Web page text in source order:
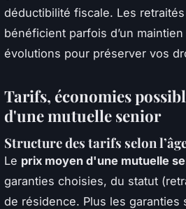
déductibilité fiscale. Les
bénéficient parfois d’un
évolutions pour préserver vos
Tarifs, économies
d'une mutuelle senior
Structure des tarifs selon
Le prix moyen d'une mutuelle
garanties choisies, du statut
de résidence. Plus les